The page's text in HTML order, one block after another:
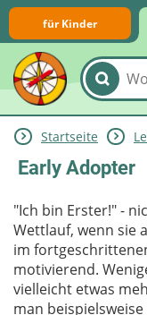
für Kinder
Startseite
Early Adopter
"Ich bin Erster!" -
Wettlauf, wenn sie
im
motivierend.
vielleicht etwas
man